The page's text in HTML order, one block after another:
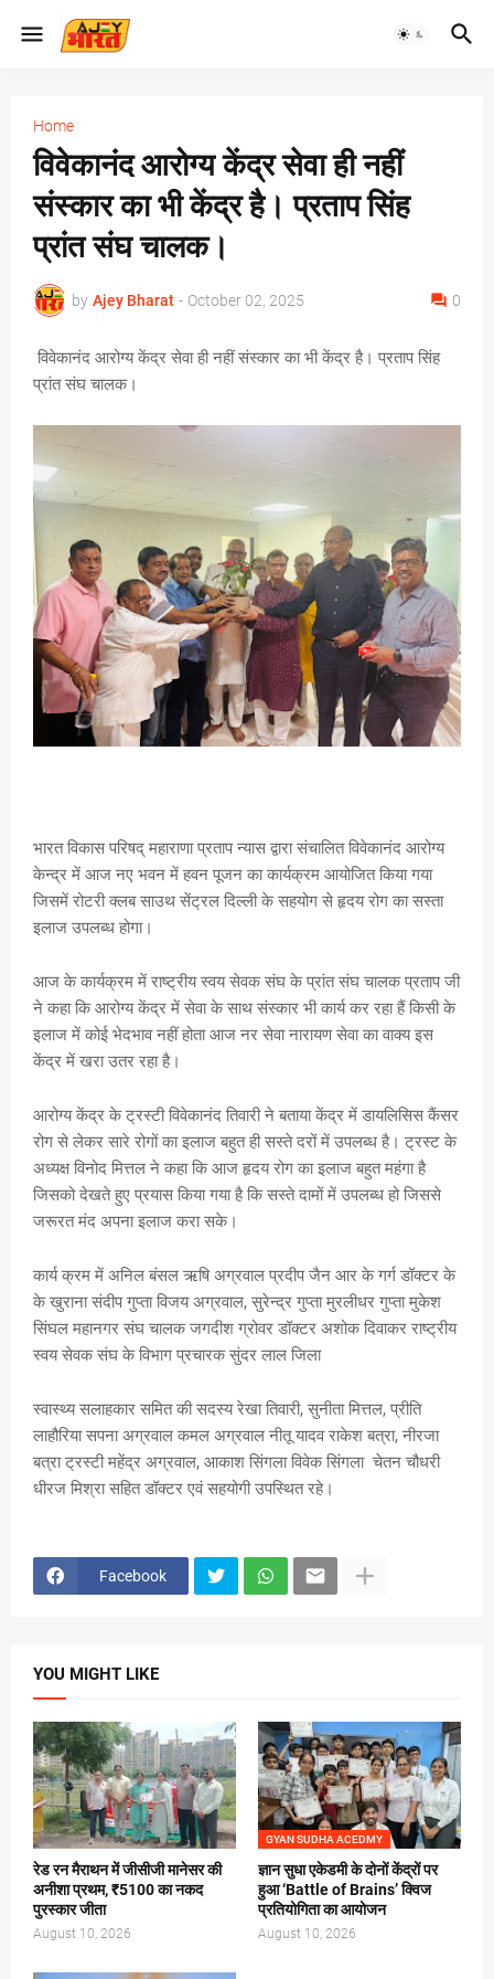
Home
विवेकानंद आरोग्य केंद्र सेवा ही नहीं
संस्कार का भी केंद्र है। प्रताप सिंह
प्रांत संघ चालक।
by Ajey Bharat - October 02, 2025 0
विवेकानंद आरोग्य केंद्र सेवा ही नहीं संस्कार का भी केंद्र है। प्रताप सिंह
प्रांत संघ चालक।
भारत विकास परिषद् महाराणा प्रताप न्यास द्वारा संचालित विवेकानंद आरोग्य
केन्द्र में आज नए भवन में हवन पूजन का कार्यक्रम आयोजित किया गया
जिसमें रोटरी क्लब साउथ सेंट्रल दिल्ली के सहयोग से हृदय रोग का सस्ता
इलाज उपलब्ध होगा।
आज के कार्यक्रम में राष्ट्रीय स्वय सेवक संघ के प्रांत संघ चालक प्रताप जी
ने कहा कि आरोग्य केंद्र में सेवा के साथ संस्कार भी कार्य कर रहा हैं किसी के
इलाज में कोई भेदभाव नहीं होता आज नर सेवा नारायण सेवा का वाक्य इस
केंद्र में खरा उतर रहा है।
आरोग्य केंद्र के ट्रस्टी विवेकानंद तिवारी ने बताया केंद्र में डायलिसिस कैंसर
रोग से लेकर सारे रोगों का इलाज बहुत ही सस्ते दरों में उपलब्ध है। ट्रस्ट के
अध्यक्ष विनोद मित्तल ने कहा कि आज हृदय रोग का इलाज बहुत महंगा है
जिसको देखते हुए प्रयास किया गया है कि सस्ते दामों में उपलब्ध हो जिससे
जरूरत मंद अपना इलाज करा सके।
कार्य क्रम में अनिल बंसल ऋषि अग्रवाल प्रदीप जैन आर के गर्ग डॉक्टर के
के खुराना संदीप गुप्ता विजय अग्रवाल, सुरेन्द्र गुप्ता मुरलीधर गुप्ता मुकेश
सिंघल महानगर संघ चालक जगदीश ग्रोवर डॉक्टर अशोक दिवाकर राष्ट्रीय
स्वय सेवक संघ के विभाग प्रचारक सुंदर लाल जिला
स्वास्थ्य सलाहकार समित की सदस्य रेखा तिवारी, सुनीता मित्तल, प्रीति
लाहौरिया सपना अग्रवाल कमल अग्रवाल नीतू यादव राकेश बत्रा, नीरजा
बत्रा ट्रस्टी महेंद्र अग्रवाल, आकाश सिंगला विवेक सिंगला चेतन चौधरी
धीरज मिश्रा सहित डॉक्टर एवं सहयोगी उपस्थित रहे।
Facebook
YOU MIGHT LIKE
रेड रन मैराथन में जीसीजी मानेसर की
अनीशा प्रथम, ₹5100 का नकद
पुरस्कार जीता
August 10, 2026
GYAN SUDHA ACEDMY
ज्ञान सुधा एकेडमी के दोनों केंद्रों पर
हुआ ‘Battle of Brains’ क्विज
प्रतियोगिता का आयोजन
August 10, 2026